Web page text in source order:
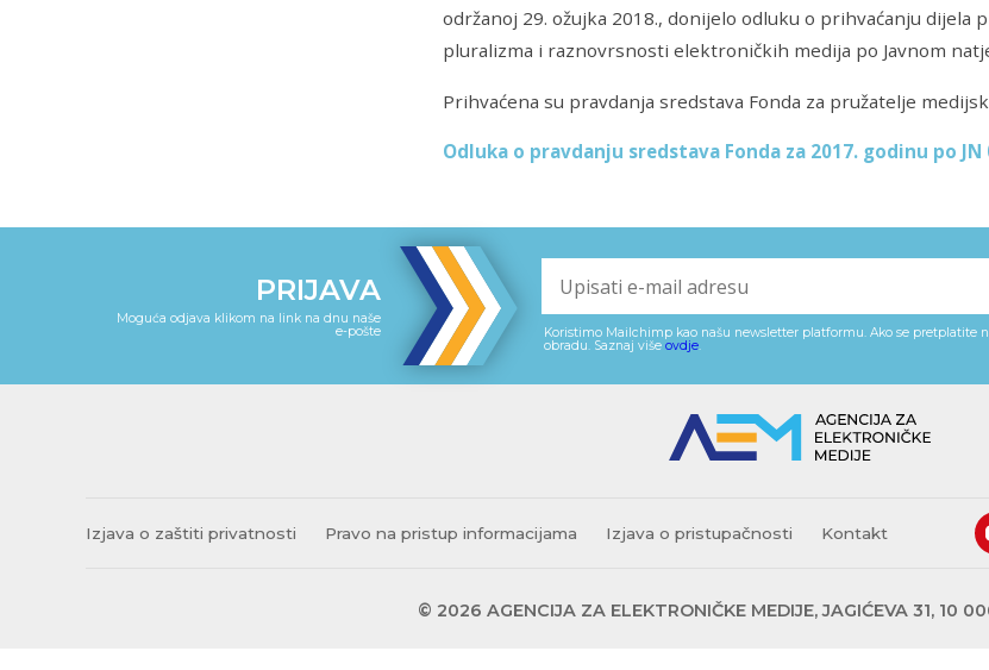
održanoj 29. ožujka 2018., donijelo odluku o prihvaćanju dijela
pluralizma i raznovrsnosti elektroničkih medija po Javnom
Prihvaćena su pravdanja sredstava Fonda za pružatelje
Odluka o pravdanju sredstava Fonda za 2017. godinu po JN
PRIJAVA
Moguća odjava klikom na link na dnu naše
e-pošte
Koristimo Mailchimp kao našu newsletter platformu. Ako se
obradu. Saznaj više ovdje.
Izjava o zaštiti privatnosti Pravo na pristup informacijama Izjava o pristupačnosti Kontakt
© 2026 AGENCIJA ZA ELEKTRONIČKE MEDIJE, JAGIĆEVA 31, 10